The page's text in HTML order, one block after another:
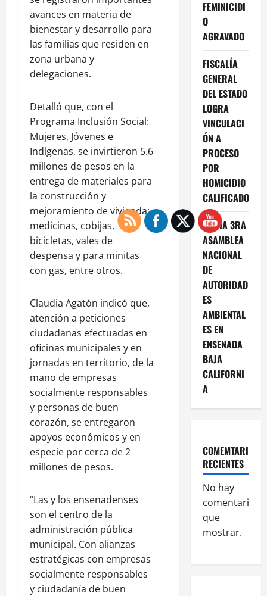
avances en materia de
bienestar y desarrollo para
las familias que residen en
zona urbana y
delegaciones.
Detalló que, con el
Programa Inclusión Social:
Mujeres, Jóvenes e
Indígenas, se invirtieron 5.6
millones de pesos en la
entrega de materiales para
la construcción y
mejoramiento de vivienda;
medicinas, cobijas,
bicicletas, vales de
despensa y para minitas
con gas, entre otros.
Claudia Agatón indicó que,
atención a peticiones
ciudadanas efectuadas en
oficinas municipales y en
jornadas en territorio, de la
mano de empresas
socialmente responsables
y personas de buen
corazón, se entregaron
apoyos económicos y en
especie por cerca de 2
millones de pesos.
“Las y los ensenadenses
son el centro de la
administración pública
municipal. Con alianzas
estratégicas con empresas
socialmente responsables
y ciudadanía de buen
FEMINICIDI
O
AGRAVADO
FISCALÍA
GENERAL
DEL ESTADO
LOGRA
VINCULACI
ÓN A
PROCESO
POR
HOMICIDIO
CALIFICADO
INICIA 3RA
ASAMBLEA
NACIONAL
DE
AUTORIDAD
ES
AMBIENTAL
ES EN
ENSENADA
BAJA
CALIFORNI
A
COMEMTARIOS
RECIENTES
No hay
comentarios
que
mostrar.